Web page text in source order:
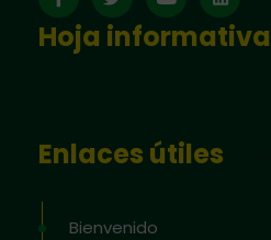
Hoja informativa
Enlaces útiles
Bienvenido